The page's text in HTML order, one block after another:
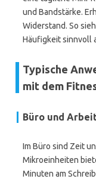
und Bandstärke.
Widerstand. So
Häufigkeit sinnvoll
Typische
mit dem
Büro und
Im Büro sind Zeit
Mikroeinheiten
Minuten am